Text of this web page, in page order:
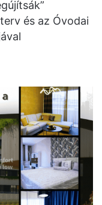
és az Óvodai